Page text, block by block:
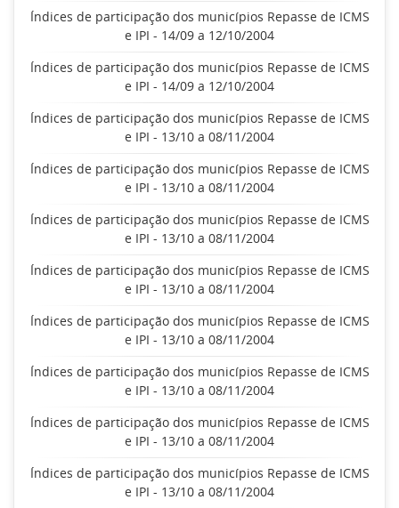
Índices de participação dos municípios Repasse de ICMS
e IPI - 14/09 a 12/10/2004
Índices de participação dos municípios Repasse de ICMS
e IPI - 14/09 a 12/10/2004
Índices de participação dos municípios Repasse de ICMS
e IPI - 13/10 a 08/11/2004
Índices de participação dos municípios Repasse de ICMS
e IPI - 13/10 a 08/11/2004
Índices de participação dos municípios Repasse de ICMS
e IPI - 13/10 a 08/11/2004
Índices de participação dos municípios Repasse de ICMS
e IPI - 13/10 a 08/11/2004
Índices de participação dos municípios Repasse de ICMS
e IPI - 13/10 a 08/11/2004
Índices de participação dos municípios Repasse de ICMS
e IPI - 13/10 a 08/11/2004
Índices de participação dos municípios Repasse de ICMS
e IPI - 13/10 a 08/11/2004
Índices de participação dos municípios Repasse de ICMS
e IPI - 13/10 a 08/11/2004